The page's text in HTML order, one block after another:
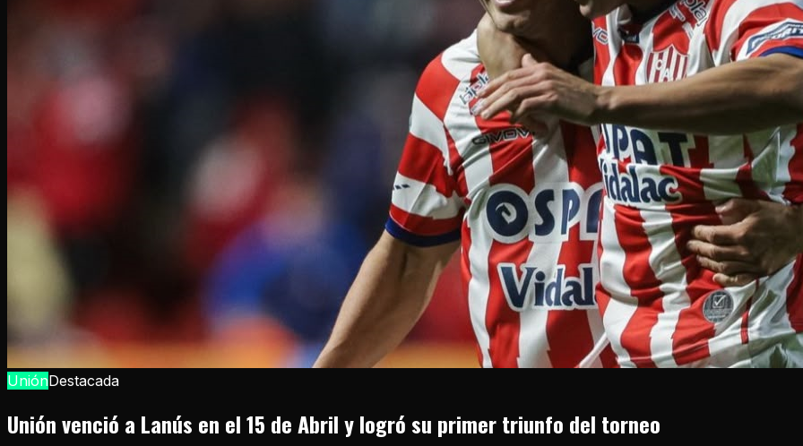
UniónDestacada
Unión venció a Lanús en el 15 de Abril y logró su primer triunfo del torneo